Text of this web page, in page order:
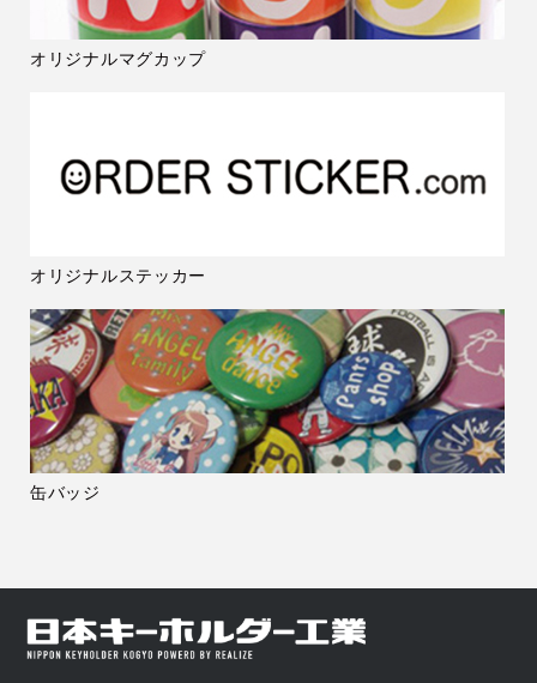
オリジナルマグカップ
オリジナルステッカー
缶バッジ